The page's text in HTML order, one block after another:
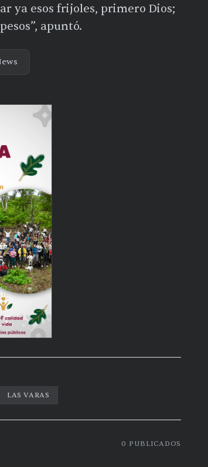
ya esos frijoles, primero Dios;
apuntó.
LAS VARAS
0 PUBLICADOS